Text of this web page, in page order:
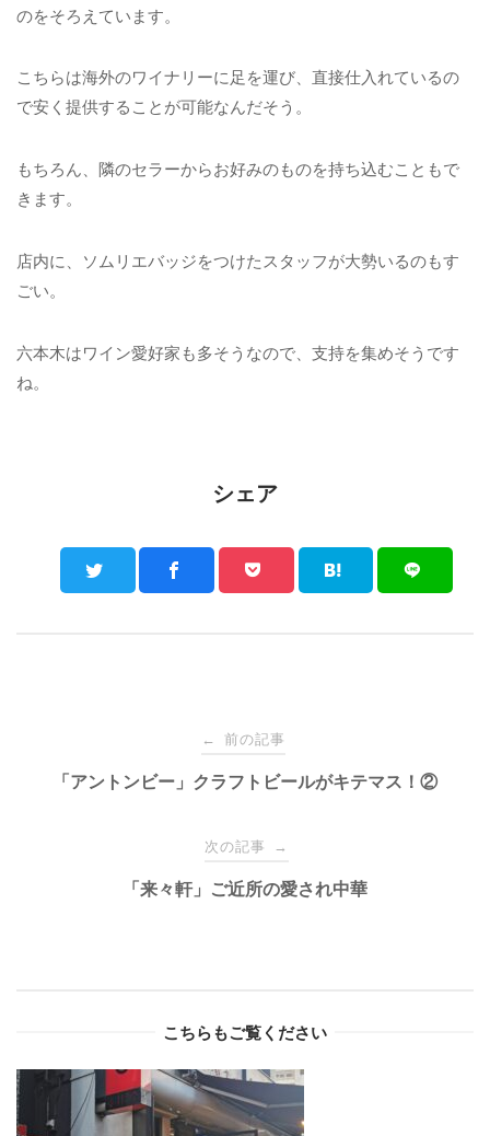
のをそろえています。
こちらは海外のワイナリーに足を運び、直接仕入れているの
で安く提供することが可能なんだそう。
もちろん、隣のセラーからお好みのものを持ち込むこともで
きます。
店内に、ソムリエバッジをつけたスタッフが大勢いるのもす
ごい。
六本木はワイン愛好家も多そうなので、支持を集めそうです
ね。
シェア
navigation
← 前の記事
「アントンビー」クラフトビールがキテマス！②
次の記事 →
「来々軒」ご近所の愛され中華
こちらもご覧ください